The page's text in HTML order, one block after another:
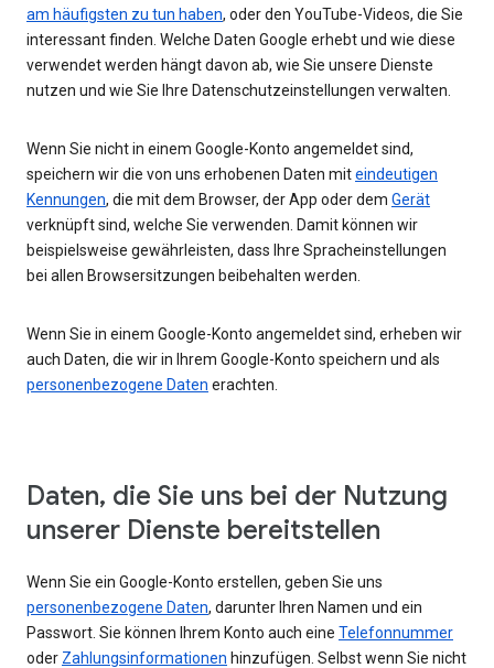
am häufigsten zu tun haben, oder den YouTube-Videos, die Sie
interessant finden. Welche Daten Google erhebt und wie diese
verwendet werden hängt davon ab, wie Sie unsere Dienste
nutzen und wie Sie Ihre Datenschutzeinstellungen verwalten.
Wenn Sie nicht in einem Google-Konto angemeldet sind,
speichern wir die von uns erhobenen Daten miteindeutigen
Kennungen, die mit dem Browser, der App oder dem Gerät
verknüpft sind, welche Sie verwenden. Damit können wir
beispielsweise gewährleisten, dass Ihre Spracheinstellungen
bei allen Browsersitzungen beibehalten werden.
Wenn Sie in einem Google-Konto angemeldet sind, erheben wir
auch Daten, die wir in Ihrem Google-Konto speichern und als
personenbezogene Daten erachten.
Daten, die Sie uns bei der Nutzung
unserer Dienste bereitstellen
Wenn Sie ein Google-Konto erstellen, geben Sie uns
personenbezogene Daten, darunter Ihren Namen und ein
Passwort. Sie können Ihrem Konto auch eine Telefonnummer
oder Zahlungsinformationen hinzufügen. Selbst wenn Sie nicht